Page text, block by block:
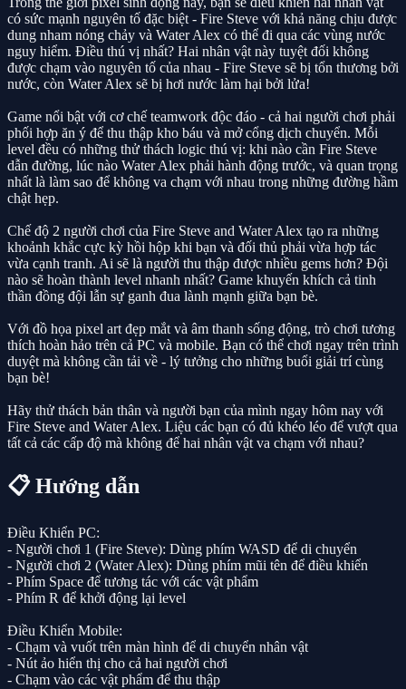
có sức mạnh nguyên tố đặc biệt - Fire Steve với khả năng chịu được
dung nham nóng chảy và Water Alex có thể đi qua các vùng nước
nguy hiểm. Điều thú vị nhất? Hai nhân vật này tuyệt đối không
được chạm vào nguyên tố của nhau - Fire Steve sẽ bị tổn thương bởi
nước, còn Water Alex sẽ bị hơi nước làm hại bởi lửa!
Game nổi bật với cơ chế teamwork độc đáo - cả hai người chơi phải
phối hợp ăn ý để thu thập kho báu và mở cổng dịch chuyển. Mỗi
level đều có những thử thách logic thú vị: khi nào cần Fire Steve
dẫn đường, lúc nào Water Alex phải hành động trước, và quan trọng
nhất là làm sao để không va chạm với nhau trong những đường hầm
chật hẹp.
Chế độ 2 người chơi của Fire Steve and Water Alex tạo ra những
khoảnh khắc cực kỳ hồi hộp khi bạn và đối thủ phải vừa hợp tác
vừa cạnh tranh. Ai sẽ là người thu thập được nhiều gems hơn? Đội
nào sẽ hoàn thành level nhanh nhất? Game khuyến khích cả tinh
thần đồng đội lẫn sự ganh đua lành mạnh giữa bạn bè.
Với đồ họa pixel art đẹp mắt và âm thanh sống động, trò chơi tương
thích hoàn hảo trên cả PC và mobile. Bạn có thể chơi ngay trên trình
duyệt mà không cần tải về - lý tưởng cho những buổi giải trí cùng
bạn bè!
Hãy thử thách bản thân và người bạn của mình ngay hôm nay với
Fire Steve and Water Alex. Liệu các bạn có đủ khéo léo để vượt qua
tất cả các cấp độ mà không để hai nhân vật va chạm với nhau?
📋 Hướng dẫn
Điều Khiển PC:
- Người chơi 1 (Fire Steve): Dùng phím WASD để di chuyển
- Người chơi 2 (Water Alex): Dùng phím mũi tên để điều khiển
- Phím Space để tương tác với các vật phẩm
- Phím R để khởi động lại level
Điều Khiển Mobile:
- Chạm và vuốt trên màn hình để di chuyển nhân vật
- Nút ảo hiển thị cho cả hai người chơi
- Chạm vào các vật phẩm để thu thập